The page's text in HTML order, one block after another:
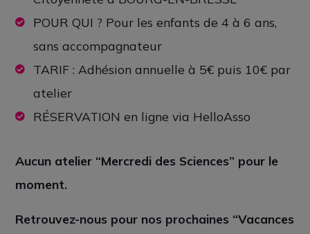
POUR QUI ? Pour les enfants de 4 à 6 ans,
sans accompagnateur
TARIF : Adhésion annuelle à 5€ puis 10€ par
atelier
RÉSERVATION en ligne via HelloAsso
Aucun atelier “Mercredi des Sciences” pour le
moment.
Retrouvez-nous pour nos prochaines “Vacances